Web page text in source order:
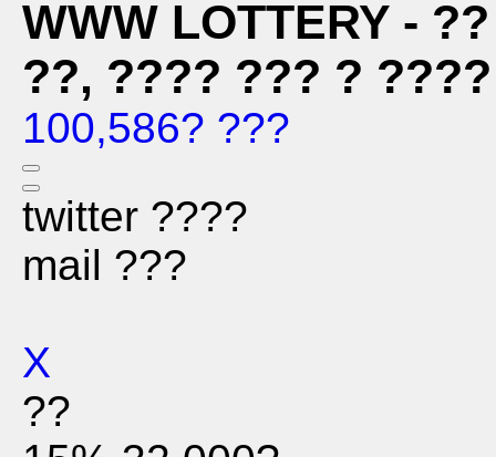
WWW LOTTERY -
??, ???? ??? ? ????
100,586? ???
twitter ????
mail ???
X
??